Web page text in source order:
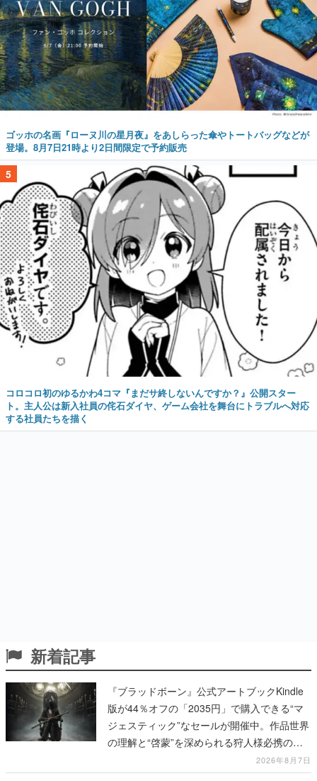
ゴッホの名画『ローヌ川の星月夜』をあしらった傘やトートバッグなどが
登場。8月7日21時より2日間限定で予約販売
5
コロコロ初のゆるかわ4コマ『まだサ終しないんですか？』公開スター
ト。主人公は新入社員の侘石ダイヤ、ゲーム会社を舞台にトラブルへ対応
する社員たちを描く
新着記事
『ブラッドボーン』公式アートブックKindle
版が44％オフの「2035円」で購入できる“マ
ジェスティック”なセールが開催中。作品世界
の理解と“啓蒙”を深められる狩人様必携の一
2026年8月7日